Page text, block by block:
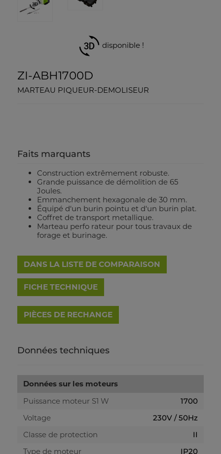
disponible !
ZI-ABH1700D
MARTEAU PIQUEUR-DEMOLISEUR
Faits marquants
Construction extrêmement robuste.
Grande puissance de démolition de 65
Joules.
Emmanchement hexagonale de 30 mm.
Équipé d‘un burin pointu et d‘un burin plat.
Coffret de transport metallique.
Marteau perfo rateur pour tous travaux de
forage et burinage.
DANS LA LISTE DE COMPARAISON
FICHE TECHNIQUE
Données techniques
Données sur les moteurs
Puissance moteur S1 W
1700
Voltage
230V / 50Hz
Classe de protection
II
Type de moteur
IP20